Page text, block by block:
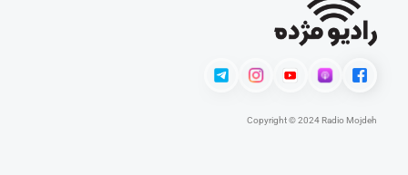
Copyright © 2024 Radio Mojdeh